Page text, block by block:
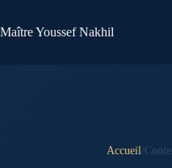
Maître Youssef Nakhil
Accueil/